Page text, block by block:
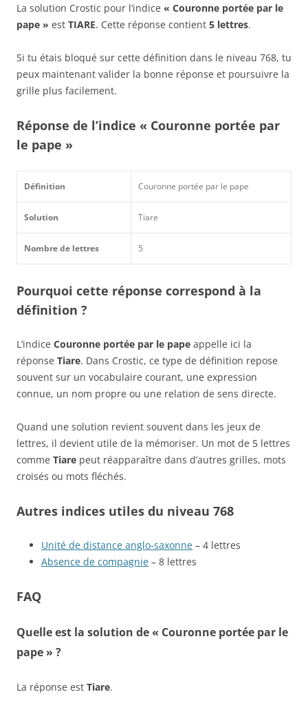
La solution Crostic pour l’indice « Couronne portée par le
pape » est TIARE. Cette réponse contient 5 lettres.
Si tu étais bloqué sur cette définition dans le niveau 768, tu
peux maintenant valider la bonne réponse et poursuivre la
grille plus facilement.
Réponse de l’indice « Couronne portée par
le pape »
Définition Couronne portée par le pape
Solution Tiare
Nombre de lettres 5
Pourquoi cette réponse correspond à la
définition ?
L’indice Couronne portée par le pape appelle ici la
réponse Tiare. Dans Crostic, ce type de définition repose
souvent sur un vocabulaire courant, une expression
connue, un nom propre ou une relation de sens directe.
Quand une solution revient souvent dans les jeux de
lettres, il devient utile de la mémoriser. Un mot de 5 lettres
comme Tiare peut réapparaître dans d’autres grilles, mots
croisés ou mots fléchés.
Autres indices utiles du niveau 768
Unité de distance anglo-saxonne – 4 lettres
Absence de compagnie – 8 lettres
FAQ
Quelle est la solution de « Couronne portée par le
pape » ?
La réponse est Tiare.